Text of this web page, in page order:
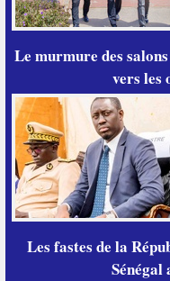
Le murmure des
vers les
Les fastes de la
Sénégal